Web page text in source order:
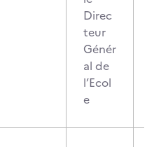
Direc
teur
Génér
al de
l’Ecol
e